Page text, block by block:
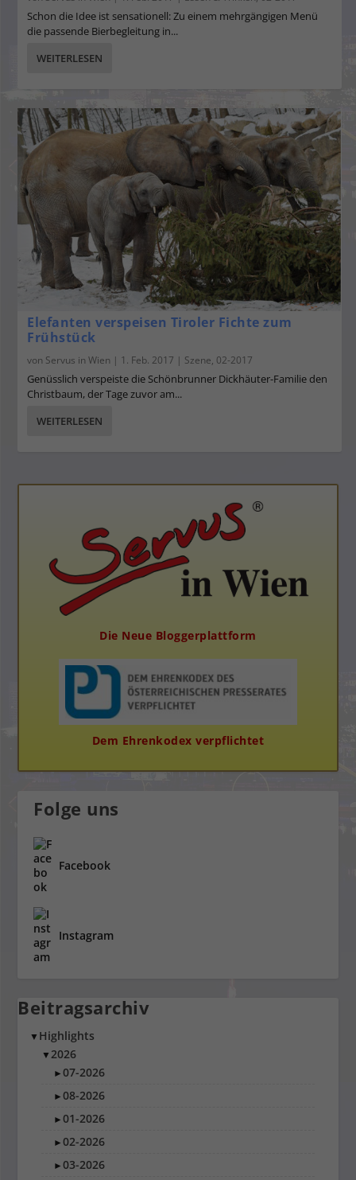
Schon die Idee ist sensationell: Zu einem mehrgängigen Menü
die passende Bierbegleitung in...
WEITERLESEN
Elefanten verspeisen Tiroler Fichte zum
Frühstück
von Servus in Wien | 1. Feb. 2017 | Szene, 02-2017
Genüsslich verspeiste die Schönbrunner Dickhäuter-Familie den
Christbaum, der Tage zuvor am...
WEITERLESEN
Die Neue Bloggerplattform
Dem Ehrenkodex verpflichtet
Folge uns
Facebook
Instagram
Beitragsarchiv
▼ Highlights
▼2026
►07-2026
►08-2026
►01-2026
►02-2026
►03-2026